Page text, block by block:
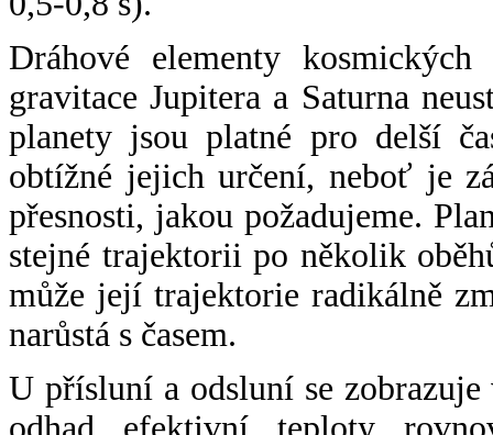
Dráhové elementy
gravitace Jupitera a Saturna
planety jsou platné pro delší
obtížné jejich určení, neboť je
přesnosti, jakou požadujeme.
stejné trajektorii po několik
může její trajektorie radikálně
narůstá s časem.
U přísluní a odsluní se